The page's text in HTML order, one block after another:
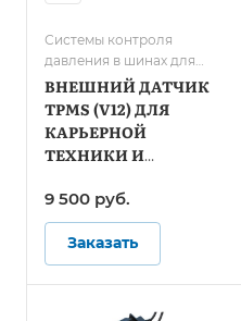
Системы контроля
давления в шинах для
карьерной техники и
спецтранспорта
ВНЕШНИЙ ДАТЧИК
TPMS (V12) ДЛЯ
КАРЬЕРНОЙ
ТЕХНИКИ И
9 500 руб.
Заказать